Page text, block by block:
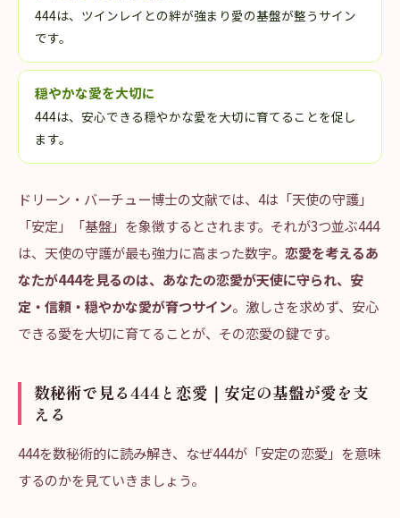
444は、ツインレイとの絆が強まり愛の基盤が整うサイン
です。
穏やかな愛を大切に
444は、安心できる穏やかな愛を大切に育てることを促し
ます。
ドリーン・バーチュー博士の文献では、4は「天使の守護」
「安定」「基盤」を象徴するとされます。それが3つ並ぶ444
は、天使の守護が最も強力に高まった数字。 恋愛を考えるあ
なたが444を見るのは、あなたの恋愛が天使に守られ、安
定・信頼・穏やかな愛が育つサイン。激しさを求めず、安心
できる愛を大切に育てることが、その恋愛の鍵です。
数秘術で見る444と恋愛｜安定の基盤が愛を支
える
444を数秘術的に読み解き、なぜ444が「安定の恋愛」を意味
するのかを見ていきましょう。